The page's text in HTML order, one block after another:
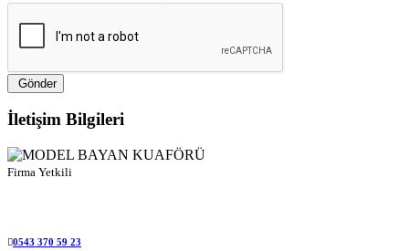
Gönder
İletişim Bilgileri
Firma Yetkili
0543 370 59 23